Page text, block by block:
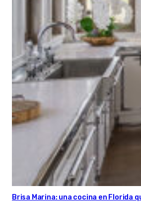
Brisa Marina: una cocina en Florida